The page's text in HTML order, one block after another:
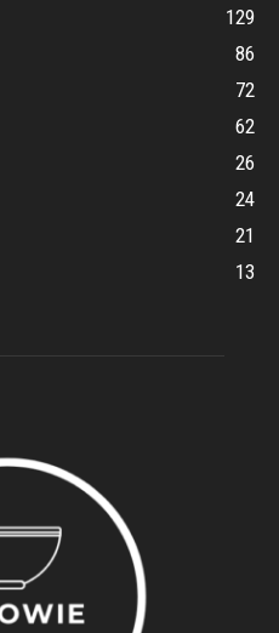
129
86
72
62
26
24
21
13